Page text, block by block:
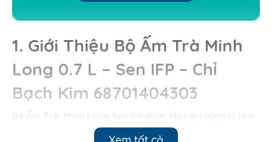
1. Giới Thiệu Bộ Ấm Trà Minh
Long 0.7 L – Sen IFP – Chỉ
Bạch Kim 68701404303
được lấy cảm hứng từ hình
ảnh hoa sen thường được dùng để thờ cúng Đức Phật, ông